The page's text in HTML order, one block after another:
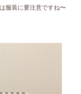
服装に要注意ですね〜